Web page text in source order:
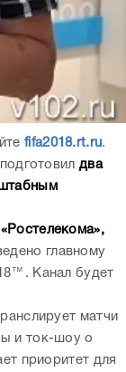
fifa2018.rt.ru.
два
главному
Канал будет
матчи
и ток-шоу о
приоритет для